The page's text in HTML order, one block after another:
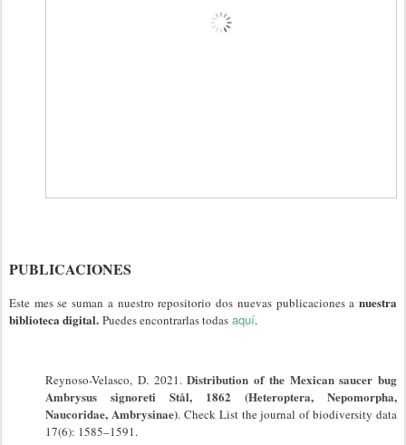
PUBLICACIONES
Este mes se suman a nuestro repositorio dos nuevas publicaciones a nuestra
biblioteca digital. Puedes encontrarlas todas aquí.
Reynoso-Velasco, D. 2021.Distribution of the Mexican saucer bug
Ambrysus signoreti Stål, 1862 (Heteroptera, Nepomorpha,
Naucoridae, Ambrysinae). Check List the journal of biodiversity data
17(6): 1585–1591.